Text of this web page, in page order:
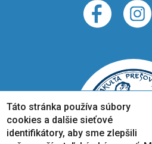
Táto stránka používa súbory
cookies a dalšie sieťové
identifikátory, aby sme zlepšili